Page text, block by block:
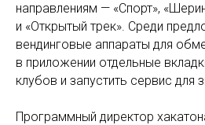
направлениям — «Спорт»,
и «Открытый трек». Среди
вендинговые аппараты для
в приложении отдельные
клубов и запустить сервис для
Программный директор